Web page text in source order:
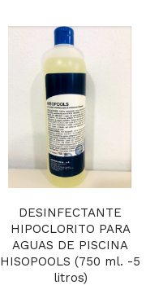
DESINFECTANTE
HIPOCLORITO PARA
AGUAS DE PISCINA
HISOPOOLS (750 ml. -5
litros)